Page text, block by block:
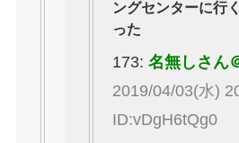
ングセンターに行
った
173:名無しさん
2019/04/03(水)
ID:vDgH6tQg0